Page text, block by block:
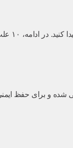
دلایل متعددی
شده و برای حفظ